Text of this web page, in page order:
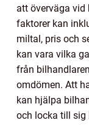
att överväga vid
faktorer kan
miltal, pris och
kan vara vilka
från
omdömen. Att
kan hjälpa
och locka till sig